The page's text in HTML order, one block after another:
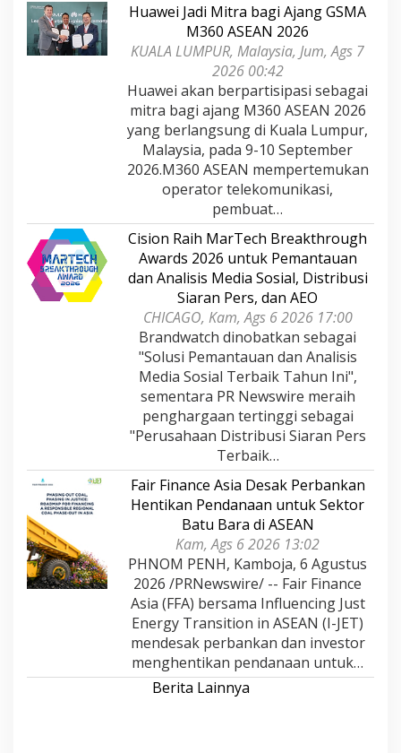
Huawei Jadi Mitra bagi Ajang GSMA
M360 ASEAN 2026
KUALA LUMPUR, Malaysia, Jum, Ags 7
2026 00:42
Huawei akan berpartisipasi sebagai
mitra bagi ajang M360 ASEAN 2026
yang berlangsung di Kuala Lumpur,
Malaysia, pada 9-10 September
2026.M360 ASEAN mempertemukan
operator telekomunikasi,
pembuat…
Cision Raih MarTech Breakthrough
Awards 2026 untuk Pemantauan
dan Analisis Media Sosial, Distribusi
Siaran Pers, dan AEO
CHICAGO, Kam, Ags 6 2026 17:00
Brandwatch dinobatkan sebagai
"Solusi Pemantauan dan Analisis
Media Sosial Terbaik Tahun Ini",
sementara PR Newswire meraih
penghargaan tertinggi sebagai
"Perusahaan Distribusi Siaran Pers
Terbaik…
Fair Finance Asia Desak Perbankan
Hentikan Pendanaan untuk Sektor
Batu Bara di ASEAN
Kam, Ags 6 2026 13:02
PHNOM PENH, Kamboja, 6 Agustus
2026 /PRNewswire/ -- Fair Finance
Asia (FFA) bersama Influencing Just
Energy Transition in ASEAN (I-JET)
mendesak perbankan dan investor
menghentikan pendanaan untuk…
Berita Lainnya